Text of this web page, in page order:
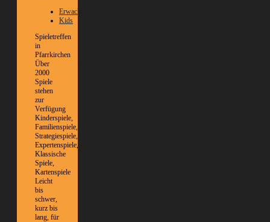
Erwachsene
Kids
Spieletreffen
in
Pfarrkirchen
Über
2000
Spiele
stehen
zur
Verfügung
Kinderspiele,
Familienspiele,
Strategiespiele,
Expertenspiele,
Klassische
Spiele,
Kartenspiele
Leicht
bis
schwer,
kurz bis
lang, für